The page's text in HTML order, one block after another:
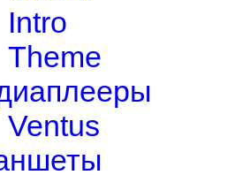
Intro
Theme
Ventus